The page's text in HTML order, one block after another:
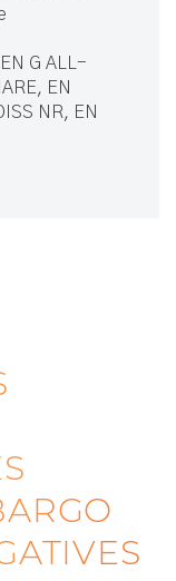
G ALL-
EN
NR, EN